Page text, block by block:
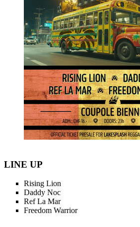
LINE UP
Rising Lion
Daddy Noc
Ref La Mar
Freedom Warrior